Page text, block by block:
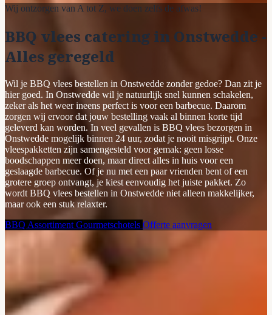
Wij ontzorgen van A tot Z, we doen zelfs de afwas!
BBQ vlees catering in Onstwedde -
Alles geregeld
Wil je BBQ vlees bestellen in Onstwedde zonder gedoe? Dan zit je
hier goed. In Onstwedde wil je natuurlijk snel kunnen schakelen,
zeker als het weer ineens perfect is voor een barbecue. Daarom
zorgen wij ervoor dat jouw bestelling vaak al binnen korte tijd
geleverd kan worden. In veel gevallen is BBQ vlees bezorgen in
Onstwedde mogelijk binnen 24 uur, zodat je nooit misgrijpt. Onze
vleespakketten zijn samengesteld voor gemak: geen losse
boodschappen meer doen, maar direct alles in huis voor een
geslaagde barbecue. Of je nu met een paar vrienden bent of een
grotere groep ontvangt, je kiest eenvoudig het juiste pakket. Zo
wordt BBQ vlees bestellen in Onstwedde niet alleen makkelijker,
maar ook een stuk relaxter.
BBQ Assortiment Gourmetschotels Offerte aanvragen